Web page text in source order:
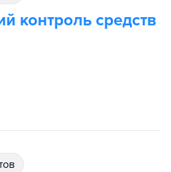
контроль средств